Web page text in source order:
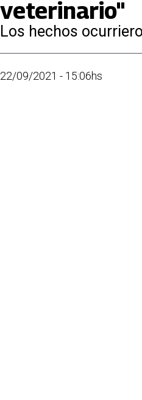
veterinario"
Los hechos
22/09/2021 - 15:06hs